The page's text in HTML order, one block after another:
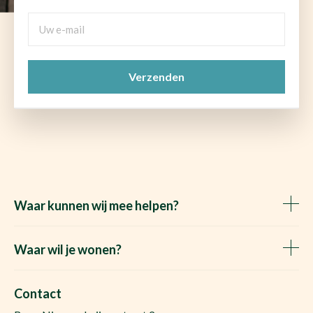
Waar kunnen wij mee helpen?
Het Waare Huis zoekt
Waar wil je wonen?
Makelaar Den Bosch
Huis kopen Nuland
Contact